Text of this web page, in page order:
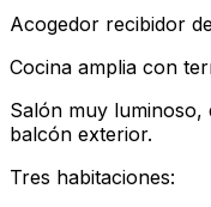
Acogedor recibidor
Cocina amplia con
Salón muy luminoso,
balcón exterior.
Tres habitaciones: